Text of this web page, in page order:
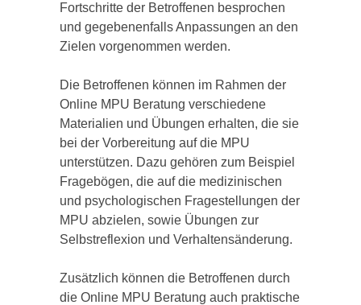
Fortschritte der Betroffenen besprochen
und gegebenenfalls Anpassungen an den
Zielen vorgenommen werden.
Die Betroffenen können im Rahmen der
Online MPU Beratung verschiedene
Materialien und Übungen erhalten, die sie
bei der Vorbereitung auf die MPU
unterstützen. Dazu gehören zum Beispiel
Fragebögen, die auf die medizinischen
und psychologischen Fragestellungen der
MPU abzielen, sowie Übungen zur
Selbstreflexion und Verhaltensänderung.
Zusätzlich können die Betroffenen durch
die Online MPU Beratung auch praktische